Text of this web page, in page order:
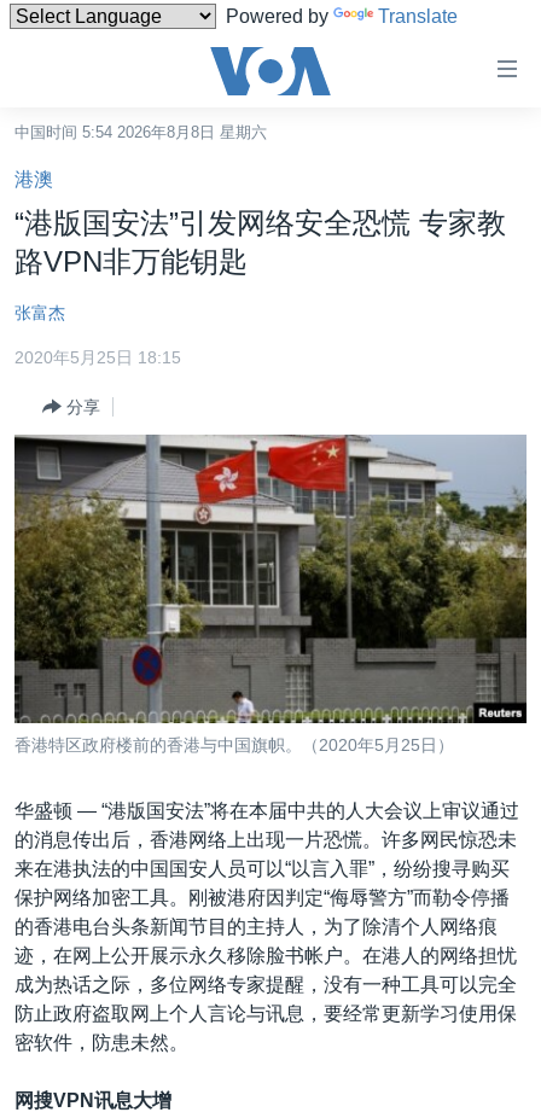
Powered by Translate
碍
链
接
转
内
容
到
航
跳
转
到
检
索
中国
最新国际新闻
印太
中东
欧洲
非洲
美洲
全球议题
分类新闻
经济·金融·贸易
人权·法律·宗教
科教·文娱·体健
军事
劳工
环境
美中关系
热点专题
白宫要闻
国会报道
美中关系
美国建国250周年
埃博拉疫情
重要讲话与声明
台海两岸关系
南中国海争端
关注西藏
关注新疆
GEN Z 看美国
VOA视频
VOA今日焦点
中文广播
关注我们
其他语言网站
中国时间 5:54 2026年8月8日 星期六
港澳
“港版国安法”引发网络安全恐慌 专家教
路VPN非万能钥匙
张富杰
2020年5月25日 18:15
分享
香港特区政府楼前的香港与中国旗帜。（2020年5月25日）
华盛顿 — “港版国安法”将在本届中共的人大会议上审议通过
的消息传出后，香港网络上出现一片恐慌。许多网民惊恐未
来在港执法的中国国安人员可以“以言入罪”，纷纷搜寻购买
保护网络加密工具。刚被港府因判定“侮辱警方”而勒令停播
的香港电台头条新闻节目的主持人，为了除清个人网络痕
迹，在网上公开展示永久移除脸书帐户。在港人的网络担忧
成为热话之际，多位网络专家提醒，没有一种工具可以完全
防止政府盗取网上个人言论与讯息，要经常更新学习使用保
密软件，防患未然。
网搜VPN讯息大增